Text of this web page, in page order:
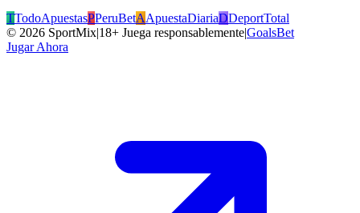
TTodoApuestasPPeruBetAApuestaDiariaDDeportTotal
© 2026 SportMix|18+ Juega responsablemente|GoalsBet
Jugar Ahora